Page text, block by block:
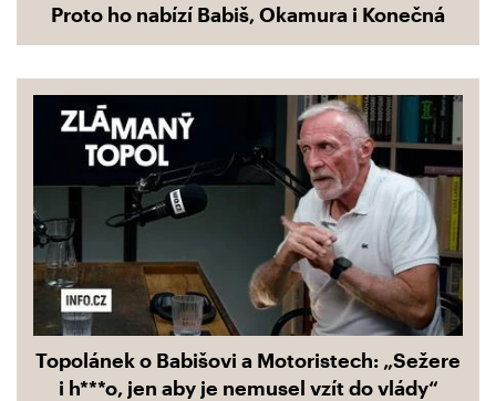
Proto ho nabízí Babiš, Okamura i Konečná
Topolánek o Babišovi a Motoristech: „Sežere
i h***o, jen aby je nemusel vzít do vlády“